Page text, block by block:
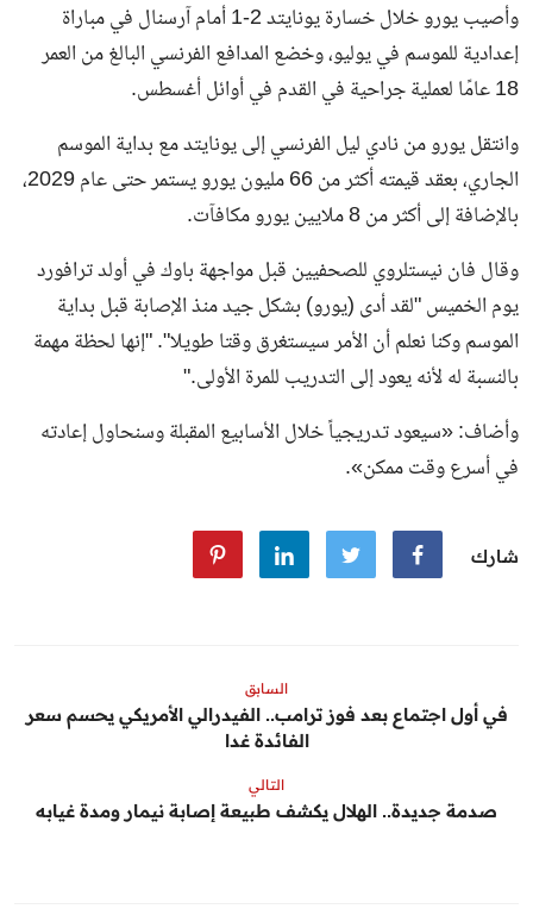
وأصيب يورو خلال خسارة يونايتد 2-1 أمام آرسنال في مباراة
إعدادية للموسم في يوليو، وخضع المدافع الفرنسي البالغ من العمر
18 عامًا لعملية جراحية في القدم في أوائل أغسطس.
وانتقل يورو من نادي ليل الفرنسي إلى يونايتد مع بداية الموسم
الجاري، بعقد قيمته أكثر من 66 مليون يورو يستمر حتى عام 2029،
بالإضافة إلى أكثر من 8 ملايين يورو مكافآت.
وقال فان نيستلروي للصحفيين قبل مواجهة باوك في أولد ترافورد
يوم الخميس "لقد أدى (يورو) بشكل جيد منذ الإصابة قبل بداية
الموسم وكنا نعلم أن الأمر سيستغرق وقتا طويلا". "إنها لحظة مهمة
بالنسبة له لأنه يعود إلى التدريب للمرة الأولى."
وأضاف: «سيعود تدريجياً خلال الأسابيع المقبلة وسنحاول إعادته
في أسرع وقت ممكن».
شارك
السابق
في أول اجتماع بعد فوز ترامب.. الفيدرالي الأمريكي يحسم سعر
الفائدة غدا
التالي
صدمة جديدة.. الهلال يكشف طبيعة إصابة نيمار ومدة غيابه